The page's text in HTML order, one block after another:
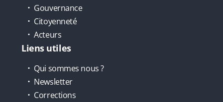
Gouvernance
Citoyenneté
Acteurs
Liens utiles
Qui sommes nous ?
Newsletter
Corrections